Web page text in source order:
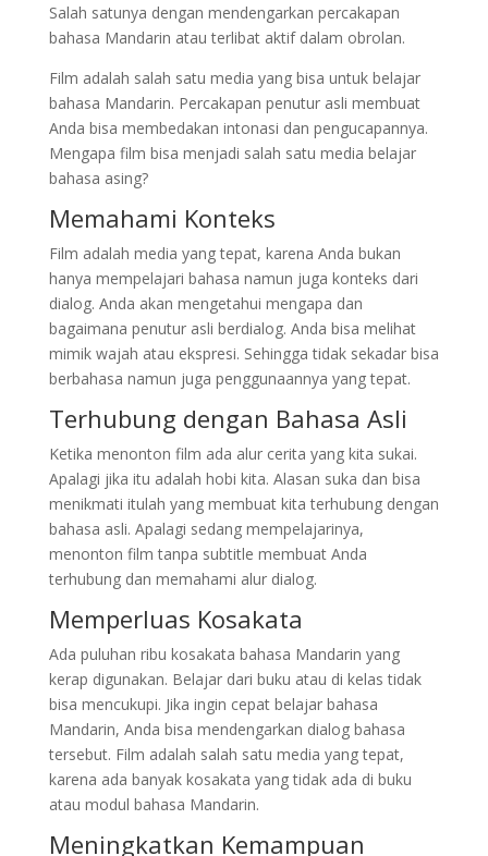
Salah satunya dengan mendengarkan percakapan
bahasa Mandarin atau terlibat aktif dalam obrolan.
Film adalah salah satu media yang bisa untuk belajar
bahasa Mandarin. Percakapan penutur asli membuat
Anda bisa membedakan intonasi dan pengucapannya.
Mengapa film bisa menjadi salah satu media belajar
bahasa asing?
Memahami Konteks
Film adalah media yang tepat, karena Anda bukan
hanya mempelajari bahasa namun juga konteks dari
dialog. Anda akan mengetahui mengapa dan
bagaimana penutur asli berdialog. Anda bisa melihat
mimik wajah atau ekspresi. Sehingga tidak sekadar bisa
berbahasa namun juga penggunaannya yang tepat.
Terhubung dengan Bahasa Asli
Ketika menonton film ada alur cerita yang kita sukai.
Apalagi jika itu adalah hobi kita. Alasan suka dan bisa
menikmati itulah yang membuat kita terhubung dengan
bahasa asli. Apalagi sedang mempelajarinya,
menonton film tanpa subtitle membuat Anda
terhubung dan memahami alur dialog.
Memperluas Kosakata
Ada puluhan ribu kosakata bahasa Mandarin yang
kerap digunakan. Belajar dari buku atau di kelas tidak
bisa mencukupi. Jika ingin cepat belajar bahasa
Mandarin, Anda bisa mendengarkan dialog bahasa
tersebut. Film adalah salah satu media yang tepat,
karena ada banyak kosakata yang tidak ada di buku
atau modul bahasa Mandarin.
Meningkatkan Kemampuan